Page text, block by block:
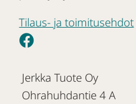
Tilaus- ja toimitusehdot
Jerkka Tuote Oy
Ohrahuhdantie 4 A